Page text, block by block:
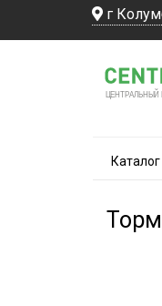
г
ЦЕНТРАЛЬНЫЙ
Каталог